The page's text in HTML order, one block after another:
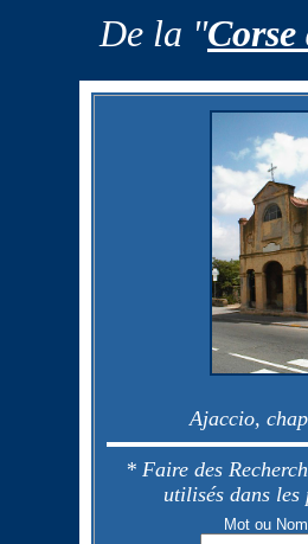
De la "
Ajaccio,
* Faire des
utilisés dans les
Mot ou